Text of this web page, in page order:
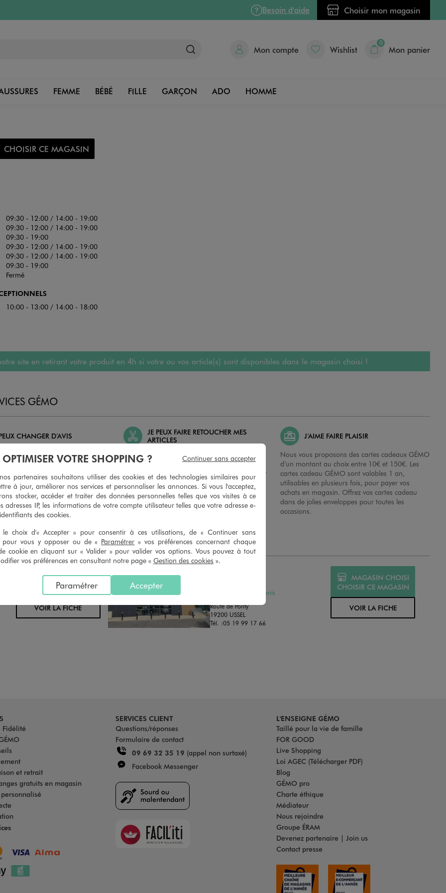
Besoin d'aide Choisir mon magasin
Mon compte Wishlist
0
Mon panier
FEMME BÉBÉ FILLE GARÇON ADO HOMME
CHOISIR CE MAGASIN
09:30 - 12:00 / 14:00 - 19:00
09:30 - 12:00 / 14:00 - 19:00
09:30 - 19:00
09:30 - 12:00 / 14:00 - 19:00
09:30 - 12:00 / 14:00 - 19:00
09:30 - 19:00
Fermé
10:00 - 13:00 / 14:00 - 18:00
site en retirant votre produit en 4h si votre ou vos article(s) sont disponibles dans le magasin choisi !
GÉMO
CHANGER D’AVIS
et vous proposons un avoir
pour tout article non
sous 30 jours, sur simple
du ticket de caisse, dans tous les
JE PEUX FAIRE RETOUCHER MES
ARTICLES
Ourlets, ceintures… vous avez la possibilité de
faire retoucher vos articles textiles dans nos
magasins. Les tarifs sont à votre disposition sur
simple demande. Voir conditions en magasins.
J’AIME FAIRE PLAISIR
Nous vous proposons des cartes cadeaux GÉMO
d’un montant au choix entre 10€ et 150€. Les
cartes cadeau GÉMO sont valables 1 an,
utilisables en plusieurs fois, pour payer vos
achats en magasin. Offrez vos cartes cadeau
dans de jolies enveloppes pour toutes les
occasions.
MAGASIN CHOISI
CHOISIR CE MAGASIN
VOIR LA FICHE
Chaussures et Vêtements
Route de Ponty
19200 USSEL
Tél. :05 19 99 17 66
MAGASIN CHOISI
CHOISIR CE MAGASIN
VOIR LA FICHE
Fidélité
et retrait
gratuits en magasin
SERVICES CLIENT
Questions/réponses
Formulaire de contact
09 69 32 35 19 (appel non surtaxé)
Facebook Messenger
Faciliti
L'ENSEIGNE GÉMO
Taillé pour la vie de famille
FOR GOOD
Live Shopping
Loi AGEC (Télécharger PDF)
Blog
GÉMO pro
Charte éthique
Médiateur
Nous rejoindre
Groupe ÉRAM
Devenez partenaire | Join us
Contact presse
OPTIMISER VOTRE SHOPPING ?
partenaires souhaitons utiliser des cookies et des technologies similaires pour
à jour, améliorer nos services et personnaliser les annonces. Si vous l'acceptez,
stocker, accéder et traiter des données personnelles telles que vos visites à ce
adresses IP, les informations de votre compte utilisateur telles que votre adresse e-
des cookies.
le choix d'« Accepter » pour consentir à ces utilisations, de « Continuer sans
pour vous y opposer ou de « Paramétrer » vos préférences concernant chaque
cookie en cliquant sur « Valider » pour valider vos options. Vous pouvez à tout
vos préférences en consultant notre page « Gestion des cookies ».
Accepter
Paramétrer
Continuer sans accepter